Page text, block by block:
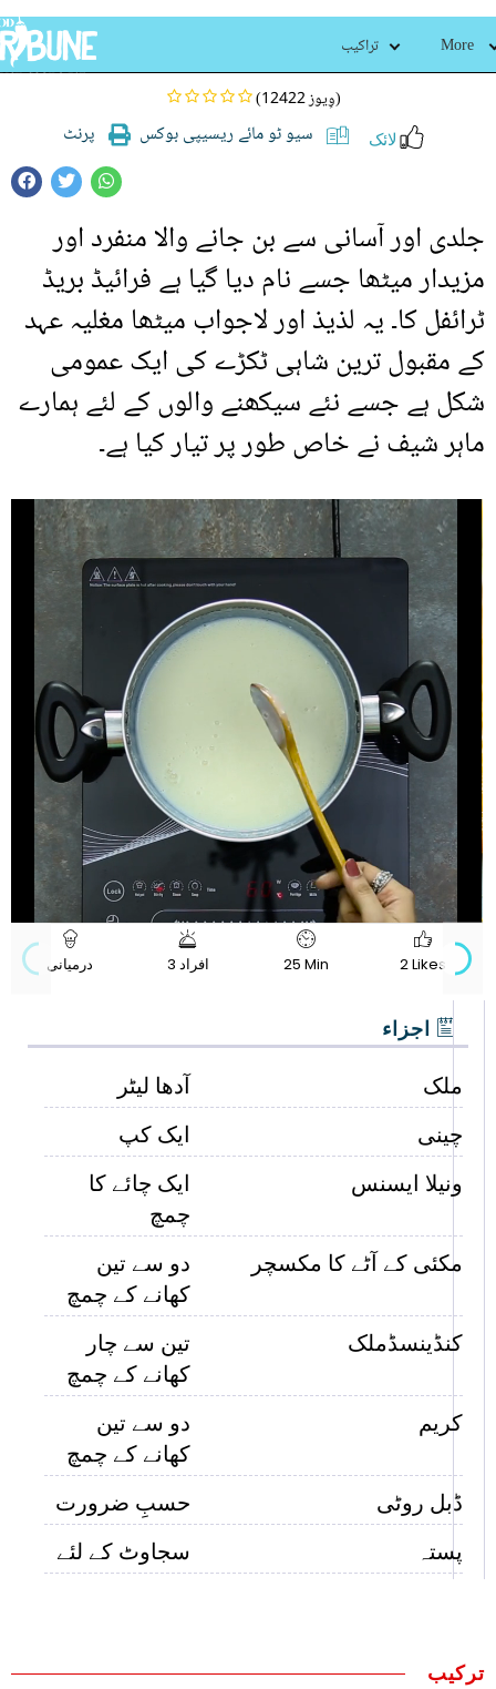
تراکیب More فرائیڈ بریڈ ٹرائفل
(12422 وِیوز)
پرنٹ سیو ٹو مائے ریسیپی بوکس لائک
جلدی اور آسانی سے بن جانے والا منفرد اور
مزیدار میٹھا جسے نام دیا گیا ہے فرائیڈ بریڈ
ٹرائفل کا۔ یہ لذیذ اور لاجواب میٹھا مغلیہ عہد
کے مقبول ترین شاہی ٹکڑے کی ایک عمومی
شکل ہے جسے نئے سیکھنے والوں کے لئے ہمارے
ماہر شیف نے خاص طور پر تیار کیا ہے۔
Unmute Loaded:
0%
Progress:
0% Quality
720p
درمیانی 3 افراد 25 Min 2 Likes
اجزاء
ملک
آدھا لیٹر
چینی
ایک کپ
ونیلا ایسنس
ایک چائے کا
چمچ
مکئی کے آٹے کا مکسچر
دو سے تین
کھانے کے چمچ
کنڈینسڈملک
تین سے چار
کھانے کے چمچ
کریم
دو سے تین
کھانے کے چمچ
ڈبل روٹی
حسبِ ضرورت
پستہ
سجاوٹ کے لئے
ترکیب